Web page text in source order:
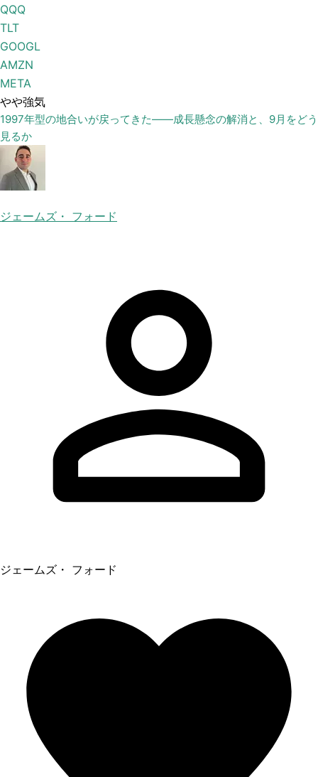
QQQ
TLT
GOOGL
AMZN
META
やや強気
1997年型の地合いが戻ってきた——成長懸念の解消と、9月をどう
見るか
ジェームズ・ フォード
ジェームズ・ フォード